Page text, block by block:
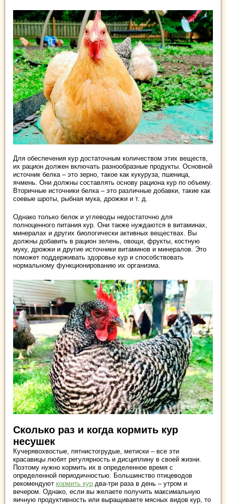
Для обеспечения кур достаточным количеством этих веществ,
их рацион должен включать разнообразные продукты. Основной
источник белка – это зерно, такое как кукуруза, пшеница,
ячмень. Они должны составлять основу рациона кур по объему.
Вторичные источники белка – это различные добавки, такие как
соевые шроты, рыбная мука, дрожжи и т. д.
Однако только белок и углеводы недостаточно для
полноценного питания кур. Они также нуждаются в витаминах,
минералах и других биологически активных веществах. Вы
должны добавить в рацион зелень, овощи, фрукты, костную
муку, дрожжи и другие источники витаминов и минералов. Это
поможет поддерживать здоровье кур и способствовать
нормальному функционированию их организма.
Сколько раз и когда кормить кур
несушек
Кучерявохвостые, пятнистогрудые, метиски – все эти
красавицы любят регулярность и дисциплину в своей жизни.
Поэтому нужно кормить их в определенное время с
определенной периодичностью. Большинство птицеводов
рекомендуют кормить кур два-три раза в день – утром и
вечером. Однако, если вы желаете получить максимальную
яичную продуктивность или выращиваете мясных видов кур, то